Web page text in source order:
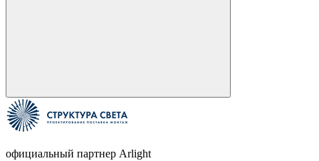
официальный партнер Arlight